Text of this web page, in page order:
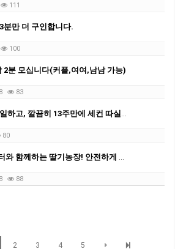
111
분만 더 구인합니다.
100
2분 모십니다(커플,여여,남남 가능)
83
하고, 깔끔히 13주만에 세컨 따실분
80
함께하는 딸기농장! 안전하게 세컨따세요
88
2 3 4 5